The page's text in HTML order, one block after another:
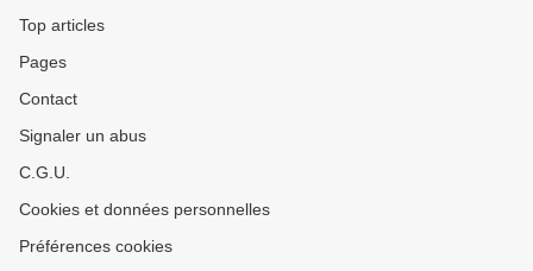
Top articles
Pages
Contact
Signaler un abus
C.G.U.
Cookies et données personnelles
Préférences cookies